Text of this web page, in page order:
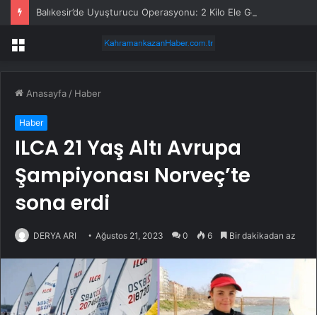
Balıkesir’de Uyuşturucu Operasyonu: 2 Kilo Ele Geçirildi
Menü
Anasayfa / Haber
Haber
ILCA 21 Yaş Altı Avrupa
Şampiyonası Norveç’te
sona erdi
DERYA ARI Ağustos 21, 2023 0 6 Bir dakikadan az